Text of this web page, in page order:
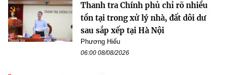
Thanh tra Chính phủ chỉ rõ nhiều
tồn tại trong xử lý nhà, đất dôi dư
sau sắp xếp tại Hà Nội
Phương Hiếu
06:00 08/08/2026